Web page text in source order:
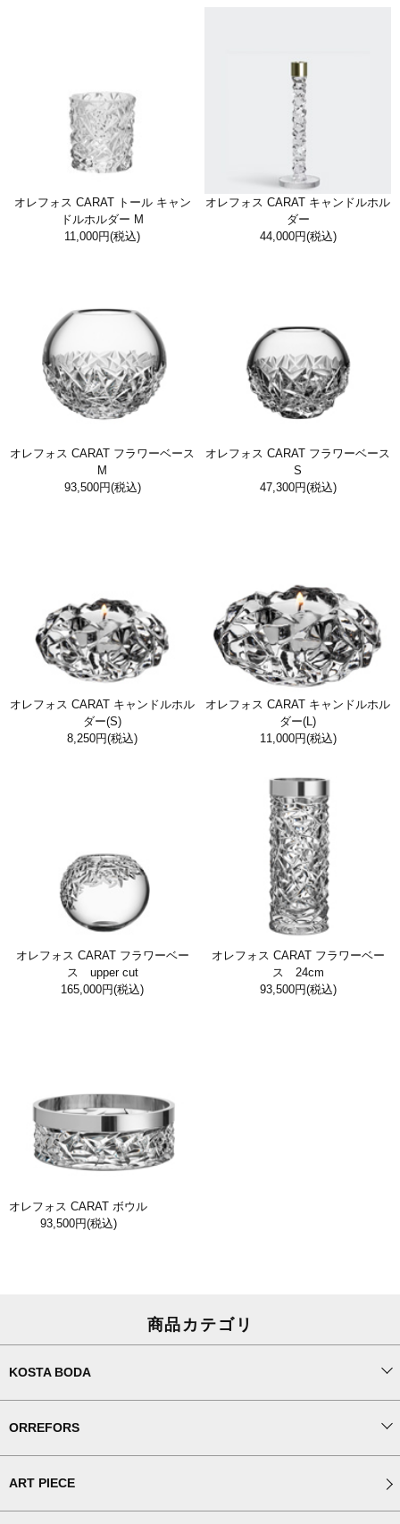
オレフォス CARAT トール キャン
ドルホルダー M
11,000円(税込)
オレフォス CARAT キャンドルホル
ダー
44,000円(税込)
オレフォス CARAT フラワーベース
M
93,500円(税込)
オレフォス CARAT フラワーベース
S
47,300円(税込)
オレフォス CARAT キャンドルホル
ダー(S)
8,250円(税込)
オレフォス CARAT キャンドルホル
ダー(L)
11,000円(税込)
オレフォス CARAT フラワーベー
ス upper cut
165,000円(税込)
オレフォス CARAT フラワーベー
ス 24cm
93,500円(税込)
オレフォス CARAT ボウル
93,500円(税込)
商品カテゴリ
KOSTA BODA
ORREFORS
ART PIECE